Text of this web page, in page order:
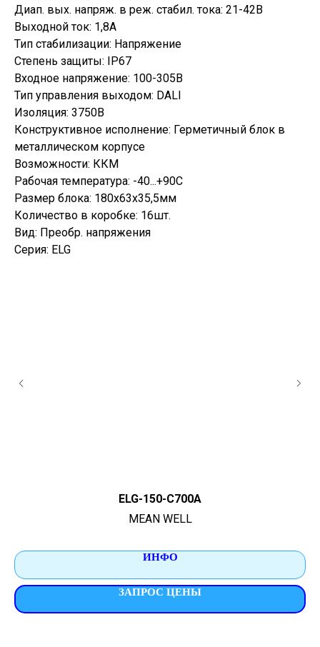
Диап. вых. напряж. в реж. стабил. тока: 21-42В
Выходной ток: 1,8А
Тип стабилизации: Напряжение
Степень защиты: IP67
Входное напряжение: 100-305В
Тип управления выходом: DALI
Изоляция: 3750В
Конструктивное исполнение: Герметичный блок в
металлическом корпусе
Возможности: ККМ
Рабочая температура: -40...+90С
Размер блока: 180х63х35,5мм
Количество в коробке: 16шт.
Вид: Преобр. напряжения
Серия: ELG
ELG-150-C700A
MEAN WELL
ИНФО
ЗАПРОС ЦЕНЫ